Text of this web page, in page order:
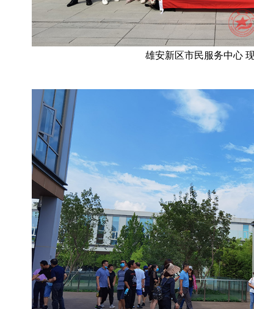
雄安新区市民服务中心